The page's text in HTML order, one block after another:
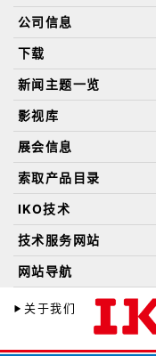
公司信息
下载
新闻主题一览
影视库
展会信息
索取产品目录
IKO技术
技术服务网站
网站导航
关于我们